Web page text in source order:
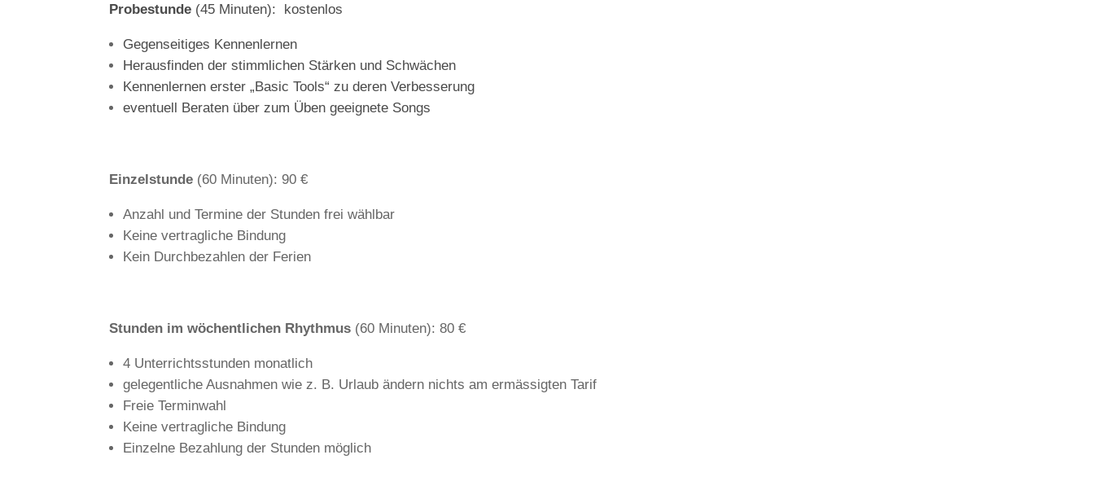
Probestunde (45 Minuten): kostenlos
Gegenseitiges Kennenlernen
Herausfinden der stimmlichen Stärken und Schwächen
Kennenlernen erster „Basic Tools“ zu deren Verbesserung
eventuell Beraten über zum Üben geeignete Songs
Einzelstunde (60 Minuten): 90 €
Anzahl und Termine der Stunden frei wählbar
Keine vertragliche Bindung
Kein Durchbezahlen der Ferien
Stunden im wöchentlichen Rhythmus (60 Minuten): 80 €
4 Unterrichtsstunden monatlich
gelegentliche Ausnahmen wie z. B. Urlaub ändern nichts am ermässigten Tarif
Freie Terminwahl
Keine vertragliche Bindung
Einzelne Bezahlung der Stunden möglich